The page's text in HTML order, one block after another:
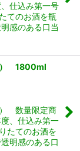
仕込み第一号
てのお酒を瓶
感のある口当
1800ml
数量限定商
、仕込み第一
たてのお酒を
明感のある口